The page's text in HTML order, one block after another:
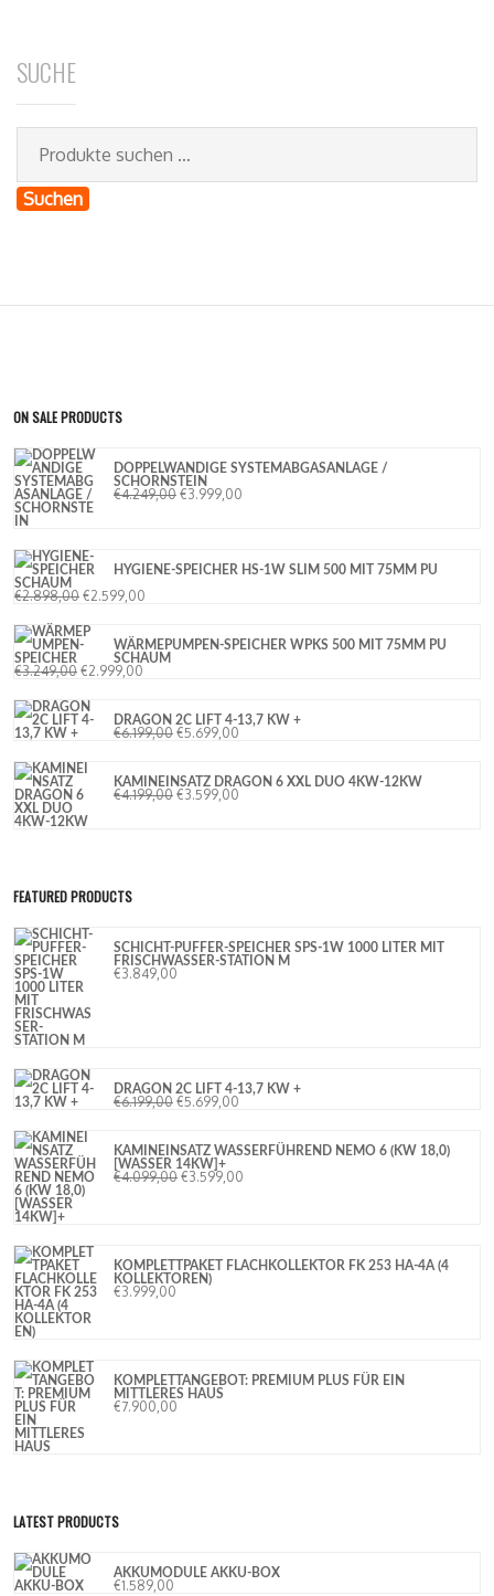
SUCHE
Suchen
ON SALE PRODUCTS
DOPPELWANDIGE SYSTEMABGASANLAGE /
SCHORNSTEIN
€4.249,00 €3.999,00
HYGIENE-SPEICHER HS-1W SLIM 500 MIT 75MM PU
SCHAUM
€2.898,00 €2.599,00
WÄRMEPUMPEN-SPEICHER WPKS 500 MIT 75MM PU
SCHAUM
€3.249,00 €2.999,00
DRAGON 2C LIFT 4-13,7 KW +
€6.199,00 €5.699,00
KAMINEINSATZ DRAGON 6 XXL DUO 4KW-12KW
€4.199,00 €3.599,00
FEATURED PRODUCTS
SCHICHT-PUFFER-SPEICHER SPS-1W 1000 LITER MIT
FRISCHWASSER-STATION M
€3.849,00
DRAGON 2C LIFT 4-13,7 KW +
€6.199,00 €5.699,00
KAMINEINSATZ WASSERFÜHREND NEMO 6 (KW 18,0)
[WASSER 14KW]+
€4.099,00 €3.599,00
KOMPLETTPAKET FLACHKOLLEKTOR FK 253 HA-4A (4
KOLLEKTOREN)
€3.999,00
KOMPLETTANGEBOT: PREMIUM PLUS FÜR EIN
MITTLERES HAUS
€7.900,00
LATEST PRODUCTS
AKKUMODULE AKKU-BOX
€1.589,00